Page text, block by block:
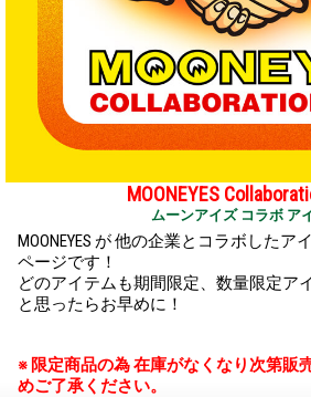
MOONEYES
ムーンアイズ コラボ ア
MOONEYES が 他の企業とコラボした
ページです！
どのアイテムも期間限定、数量限定ア
と思ったらお早めに！
※ 限定商品の為 在庫がなくなり次第販
めご了承ください。